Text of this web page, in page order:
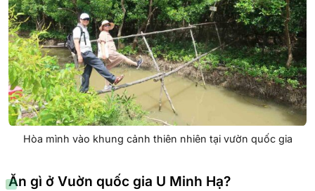
Hòa mình vào khung cảnh thiên nhiên tại vườn quốc gia
Ăn gì ở Vuờn quốc gia U Minh Hạ?